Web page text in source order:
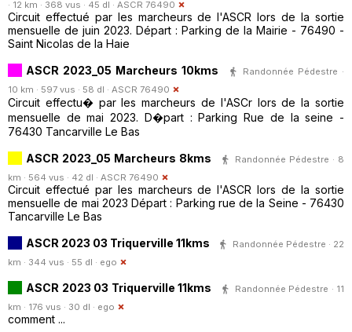
· 12 km · 368 vus · 45 dl · ASCR 76490
Circuit effectué par les marcheurs de l'ASCR lors de la sortie
mensuelle de juin 2023. Départ : Parking de la Mairie - 76490 -
Saint Nicolas de la Haie
ASCR 2023_05 Marcheurs 10kms
Randonnée Pédestre ·
10 km · 597 vus · 58 dl · ASCR 76490
Circuit effectu� par les marcheurs de l'ASCr lors de la sortie
mensuelle de mai 2023. D�part : Parking Rue de la seine -
76430 Tancarville Le Bas
ASCR 2023_05 Marcheurs 8kms
Randonnée Pédestre · 8
km · 564 vus · 42 dl · ASCR 76490
Circuit effectué par les marcheurs de l'ASCR lors de la sortie
mensuelle de mai 2023 Départ : Parking rue de la Seine - 76430
Tancarville Le Bas
ASCR 2023 03 Triquerville 11kms
Randonnée Pédestre · 22
km · 344 vus · 55 dl · ego
ASCR 2023 03 Triquerville 11kms
Randonnée Pédestre · 11
km · 176 vus · 30 dl · ego
comment ...